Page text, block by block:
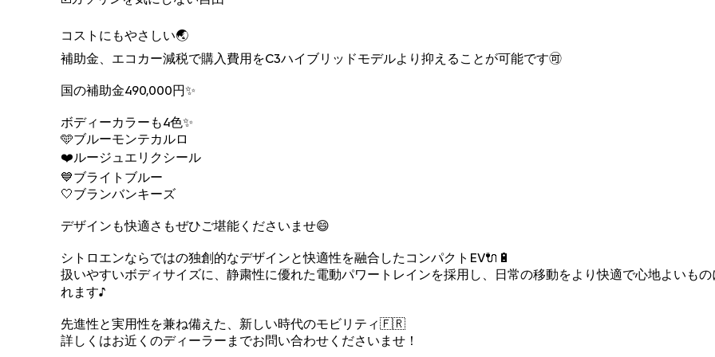
コストにもやさしい🌏
補助金、エコカー減税で購入費用をC3ハイブリッドモデルより抑えることが可能です🉑
国の補助金490,000円✨
ボディーカラーも4色✨
🩵ブルーモンテカルロ
❤️ルージュエリクシール
💙ブライトブルー
🤍ブランバンキーズ
デザインも快適さもぜひご堪能くださいませ😄
シトロエンならではの独創的なデザインと快適性を融合したコンパクトEV🔌🔋
扱いやすいボディサイズに、静粛性に優れた電動パワートレインを採用し、日常の移動をより快適で心地よいも
れます♪
先進性と実用性を兼ね備えた、新しい時代のモビリティ🇫🇷
詳しくはお近くのディーラーまでお問い合わせくださいませ！